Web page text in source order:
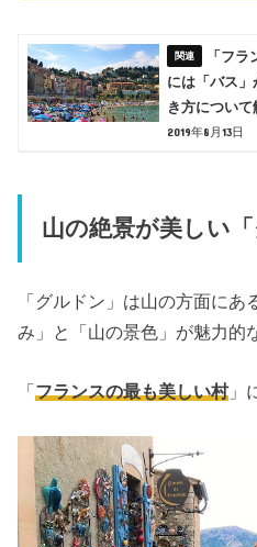
「フ
には「バス
き方について
2019年8月13日
山の絶景が美しい「
「グルドン」は山の方面に
み」と「山の景色」が魅力的
「フランスの最も美しい村」